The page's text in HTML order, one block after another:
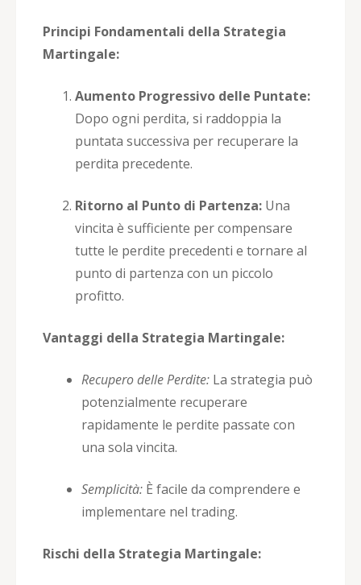
Principi Fondamentali della Strategia
Martingale:
Aumento Progressivo delle Puntate:
Dopo ogni perdita, si raddoppia la
puntata successiva per recuperare la
perdita precedente.
Ritorno al Punto di Partenza: Una
vincita è sufficiente per compensare
tutte le perdite precedenti e tornare al
punto di partenza con un piccolo
profitto.
Vantaggi della Strategia Martingale:
Recupero delle Perdite: La strategia può
potenzialmente recuperare
rapidamente le perdite passate con
una sola vincita.
Semplicità: È facile da comprendere e
implementare nel trading.
Rischi della Strategia Martingale: